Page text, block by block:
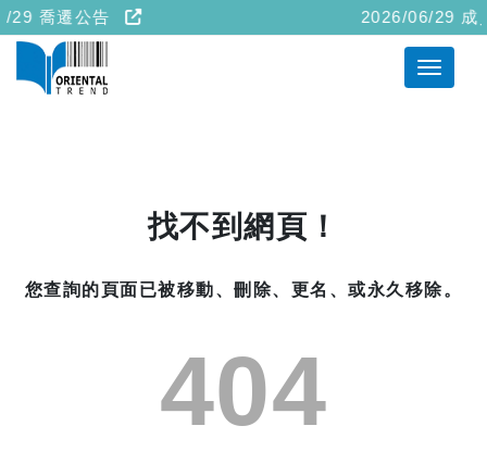
29 喬遷公告 2026/06/29 成
找不到網頁！
您查詢的頁面已被移動、刪除、更名、或永久移除。
404